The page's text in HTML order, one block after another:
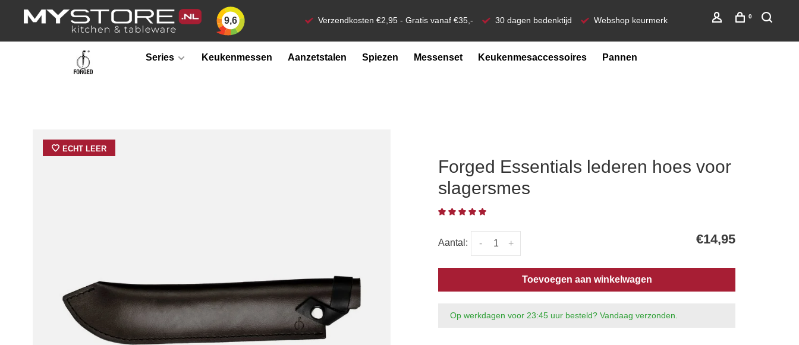
9,6 Verzendkosten €2,95 - Gratis vanaf €35,- 30 dagen bedenktijd Webshop keurmerk 0
Series Keukenmessen Aanzetstalen Spiezen Messenset Keukenmesaccessoires Pannen
ECHT LEER
Forged Essentials lederen hoes voor
slagersmes
Aantal: +
- €14,95
Toevoegen aan winkelwagen
Op werkdagen voor 23:45 uur besteld? Vandaag verzonden.